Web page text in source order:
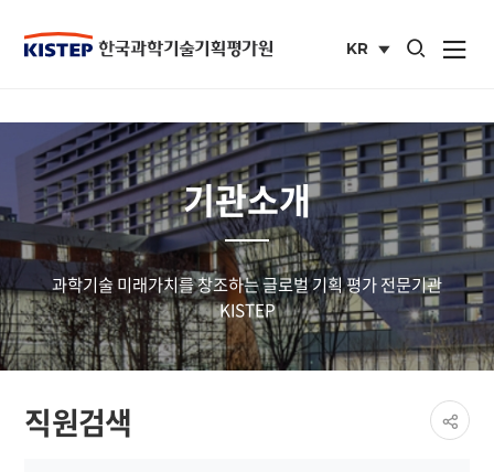
KR
통합검색 열기
사이트맵
기관소개
과학기술 미래가치를 창조하는 글로벌 기획 평가 전문기관
KISTEP
직원검색
페이지